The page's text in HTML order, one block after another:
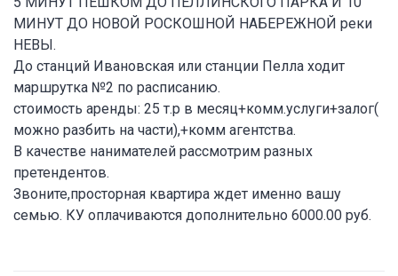
МИНУТ ДО НОВОЙ РОСКОШНОЙ НАБЕРЕЖНОЙ реки
НЕВЫ.
До станций Ивановская или станции Пелла ходит
маршрутка №2 по расписанию.
стоимость аренды: 25 т.р в месяц+комм.услуги+залог(
можно разбить на части),+комм агентства.
В качестве нанимателей рассмотрим разных
претендентов.
Звоните,просторная квартира ждет именно вашу
семью. КУ оплачиваются дополнительно 6000.00 руб.